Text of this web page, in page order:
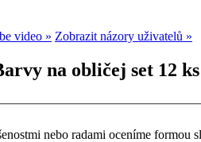
video » Zobrazit názory uživatelů »
na obličej set 12
nebo radami oceníme formou